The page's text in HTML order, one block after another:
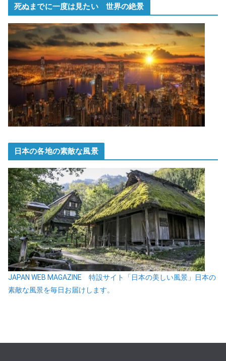
死ぬまでに一度は見たい 世界の絶景
日本の各地の素敵な風景
JAPAN WEB MAGAZINE 特設サイト「日本の美しい風景」日本の
素敵な風景を毎日お届けします。